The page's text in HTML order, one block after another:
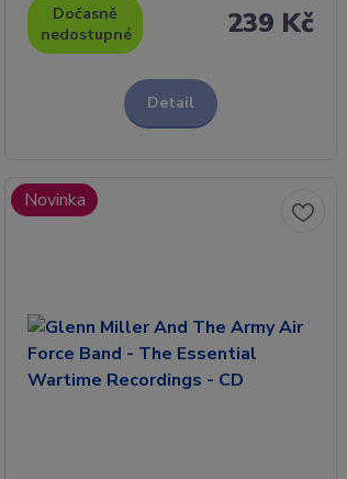
239 Kč
Dočasně
nedostupné
Detail
Novinka